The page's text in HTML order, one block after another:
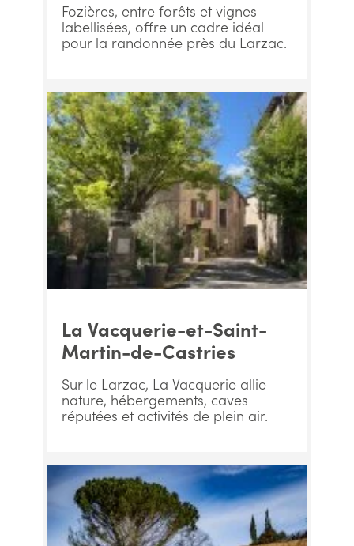
Fozières, entre forêts et vignes
labellisées, offre un cadre idéal
pour la randonnée près du Larzac.
La Vacquerie-et-Saint-
Martin-de-Castries
Sur le Larzac, La Vacquerie allie
nature, hébergements, caves
réputées et activités de plein air.